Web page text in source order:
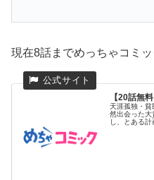
現在8話までめっちゃコミ
【20話無
天涯孤独・貧
然出会った大
し、とある